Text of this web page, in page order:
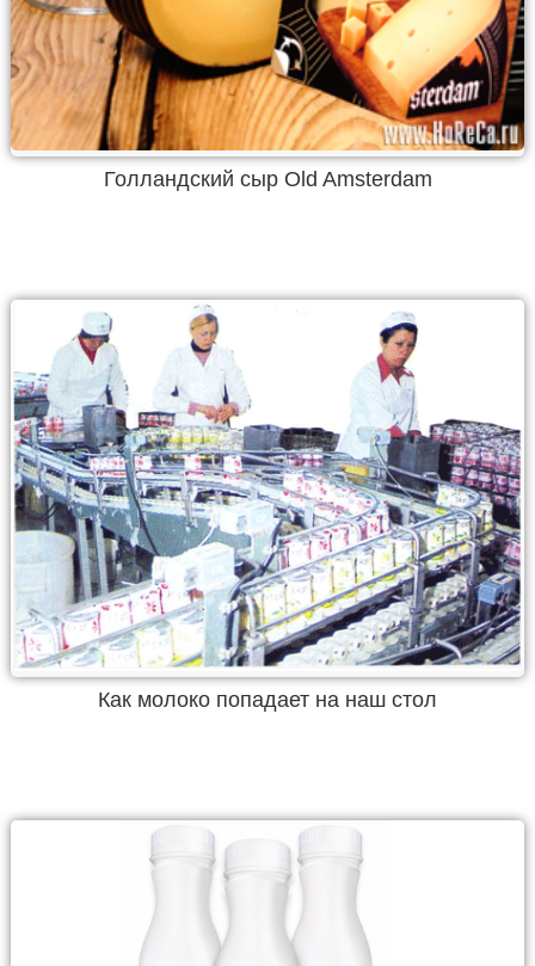
Голландский сыр Old Amsterdam
Как молоко попадает на наш стол